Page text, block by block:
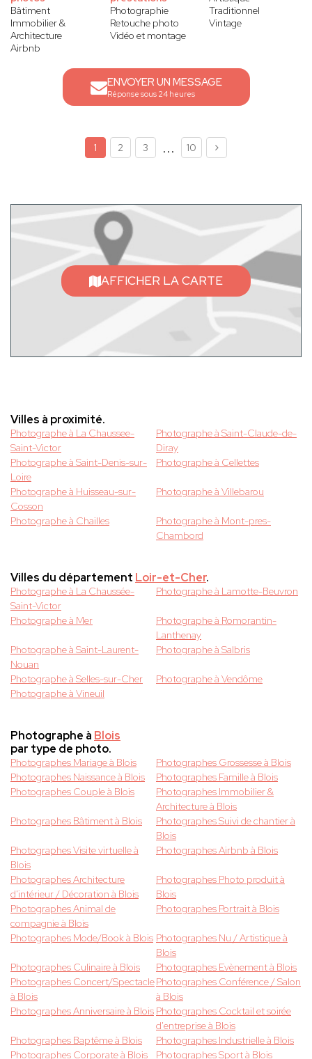
Bâtiment
Immobilier &
Architecture
Airbnb
Photographie
Retouche photo
Vidéo et montage
Traditionnel
Vintage
ENVOYER UN MESSAGE
Réponse sous 24 heures
1 2 3 ... 10
AFFICHER LA CARTE
Villes à proximité.
Photographe à La Chaussee-
Saint-Victor
Photographe à Saint-Claude-de-
Diray
Photographe à Saint-Denis-sur-
Loire
Photographe à Cellettes
Photographe à Huisseau-sur-
Cosson
Photographe à Villebarou
Photographe à Chailles
Photographe à Mont-pres-
Chambord
Villes du département Loir-et-Cher.
Photographe à La Chaussée-
Saint-Victor
Photographe à Lamotte-Beuvron
Photographe à Mer
Photographe à Romorantin-
Lanthenay
Photographe à Saint-Laurent-
Nouan
Photographe à Salbris
Photographe à Selles-sur-Cher
Photographe à Vendôme
Photographe à Vineuil
Photographe à Blois
par type de photo.
Photographes Mariage à Blois
Photographes Grossesse à Blois
Photographes Naissance à Blois
Photographes Famille à Blois
Photographes Couple à Blois
Photographes Immobilier &
Architecture à Blois
Photographes Bâtiment à Blois
Photographes Suivi de chantier à
Blois
Photographes Visite virtuelle à
Blois
Photographes Airbnb à Blois
Photographes Architecture
d'intérieur / Décoration à Blois
Photographes Photo produit à
Blois
Photographes Animal de
compagnie à Blois
Photographes Portrait à Blois
Photographes Mode/Book à Blois Photographes Nu / Artistique à
Blois
Photographes Culinaire à Blois
Photographes Evènement à Blois
Photographes Concert/Spectacle
à Blois
Photographes Conférence / Salon
à Blois
Photographes Anniversaire à Blois Photographes Cocktail et soirée
d'entreprise à Blois
Photographes Baptême à Blois
Photographes Industrielle à Blois
Photographes Corporate à Blois
Photographes Sport à Blois